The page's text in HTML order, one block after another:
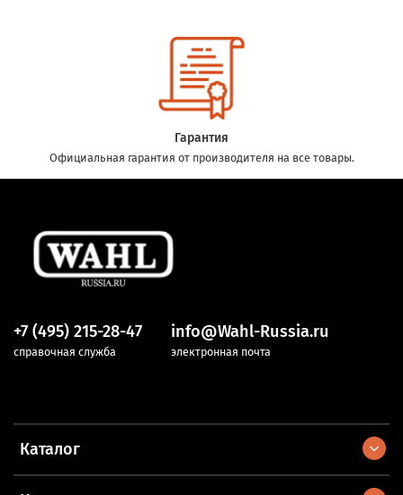
Гарантия
Официальная гарантия от производителя на все товары.
Каталог
+7 (495) 215-28-47
справочная служба
info@Wahl-Russia.ru
электронная почта